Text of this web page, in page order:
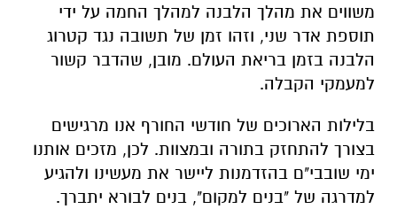
משווים את מהלך הלבנה למהלך החמה על ידי
תוספת אדר שני, וזהו זמן של תשובה נגד קטרוג
הלבנה בזמן בריאת העולם. מובן, שהדבר קשור
למעמקי הקבלה.
בלילות הארוכים של חודשי החורף אנו מרגישים
בצורך להתחזק בתורה ובמצוות. לכן, מזכים אותנו
ימי שובבי"ם בהזדמנות ליישר את מעשינו ולהגיע
למדרגה של "בנים למקום", בנים לבורא יתברך.